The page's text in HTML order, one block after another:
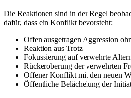
Die Reaktionen sind in der Regel
dafür, dass ein Konflikt bevorsteht:
Offen ausgetragen Aggression
Reaktion aus Trotz
Fokussierung auf verwehrte
Rückeroberung der verwehrten
Offener Konflikt mit den neuen
Öffentliche Belächelung der